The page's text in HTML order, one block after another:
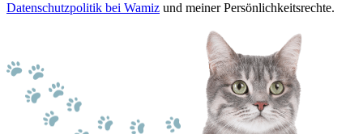
Datenschutzpolitik bei Wamiz und meiner Persönlichkeitsrechte.